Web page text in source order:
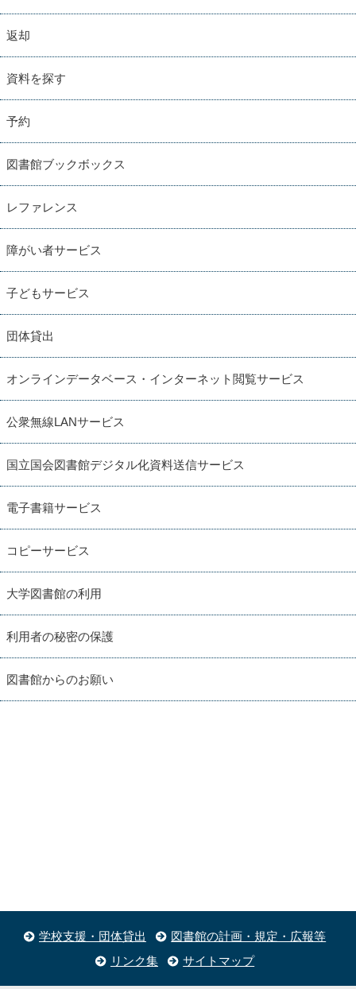
返却
資料を探す
予約
図書館ブックボックス
レファレンス
障がい者サービス
子どもサービス
団体貸出
オンラインデータベース・インターネット閲覧サービス
公衆無線LANサービス
国立国会図書館デジタル化資料送信サービス
電子書籍サービス
コピーサービス
大学図書館の利用
利用者の秘密の保護
図書館からのお願い
学校支援・団体貸出
図書館の計画・規定・広報等
リンク集
サイトマップ